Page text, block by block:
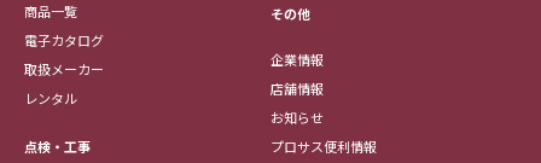
商品一覧
電子カタログ
取扱メーカー
レンタル
点検・工事
その他
企業情報
店舗情報
お知らせ
プロサス便利情報